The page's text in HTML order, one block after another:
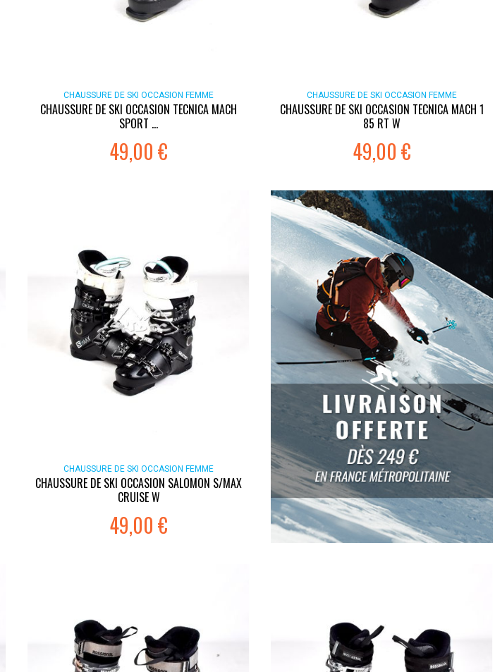
CHAUSSURE DE SKI OCCASION FEMME
CHAUSSURE DE SKI OCCASION TECNICA MACH
SPORT ...
49,00 €
CHAUSSURE DE SKI OCCASION FEMME
CHAUSSURE DE SKI OCCASION TECNICA MACH 1
85 RT W
49,00 €
CHAUSSURE DE SKI OCCASION FEMME
CHAUSSURE DE SKI OCCASION SALOMON S/MAX
CRUISE W
49,00 €